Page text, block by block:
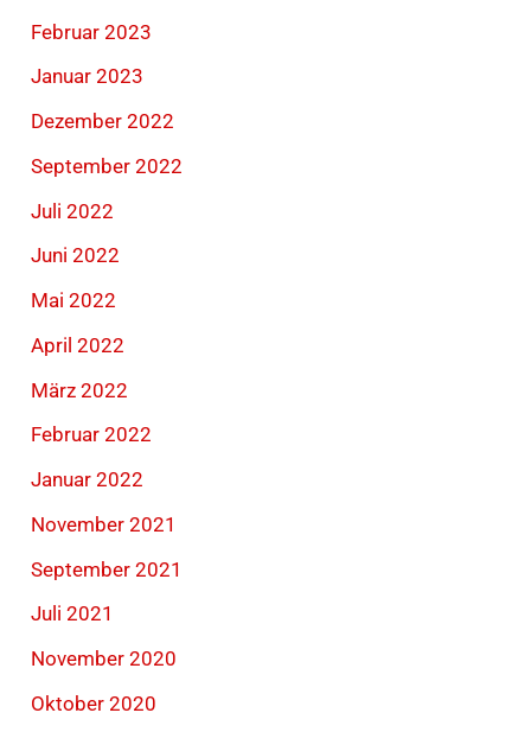
Februar 2023
Januar 2023
Dezember 2022
September 2022
Juli 2022
Juni 2022
Mai 2022
April 2022
März 2022
Februar 2022
Januar 2022
November 2021
September 2021
Juli 2021
November 2020
Oktober 2020